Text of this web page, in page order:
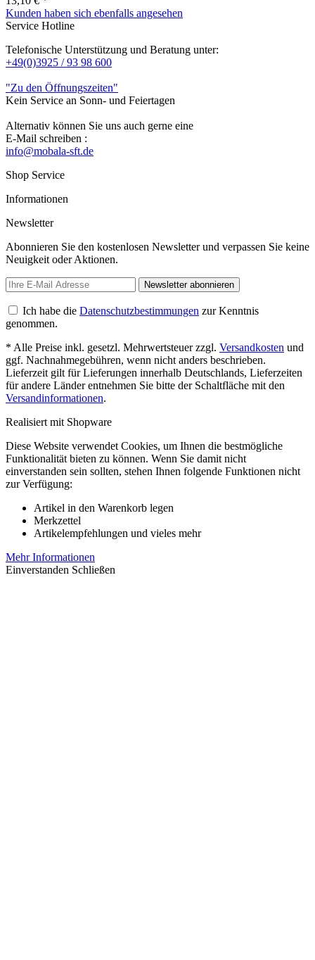
Kunden haben sich ebenfalls angesehen
Service Hotline
Telefonische Unterstützung und Beratung unter:
+49(0)3925 / 93 98 600
"Zu den Öffnungszeiten"
Kein Service an Sonn- und Feiertagen
Alternativ können Sie uns auch gerne eine
E-Mail schreiben :
info@mobala-sft.de
Shop Service
Informationen
Newsletter
Abonnieren Sie den kostenlosen Newsletter und verpassen Sie keine
Neuigkeit oder Aktionen.
Newsletter abonnieren
Ich habe die Datenschutzbestimmungen zur Kenntnis
genommen.
* Alle Preise inkl. gesetzl. Mehrwertsteuer zzgl. Versandkosten und
ggf. Nachnahmegebühren, wenn nicht anders beschrieben.
Lieferzeit gilt für Lieferungen innerhalb Deutschlands, Lieferzeiten
für andere Länder entnehmen Sie bitte der Schaltfläche mit den
Versandinformationen.
Realisiert mit Shopware
Diese Website verwendet Cookies, um Ihnen die bestmögliche
Funktionalität bieten zu können. Wenn Sie damit nicht
einverstanden sein sollten, stehen Ihnen folgende Funktionen nicht
zur Verfügung:
Artikel in den Warenkorb legen
Merkzettel
Artikelempfehlungen und vieles mehr
Mehr Informationen
Einverstanden Schließen